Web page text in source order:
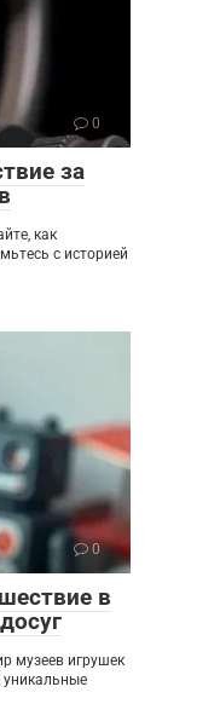
0
за
как
с историей
0
в
музеев игрушек
уникальные